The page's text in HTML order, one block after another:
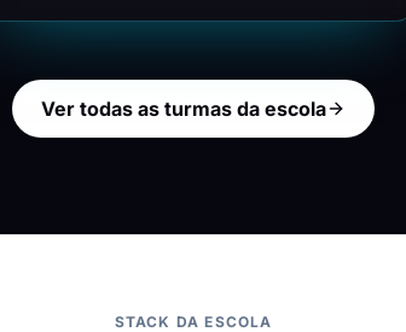
Ver todas as turmas da escola
STACK DA ESCOLA